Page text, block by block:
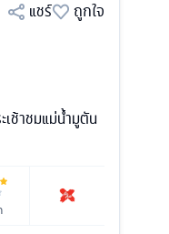
แชร์
ถูกใจ
เช้าชมแม่น้ำมูตัน